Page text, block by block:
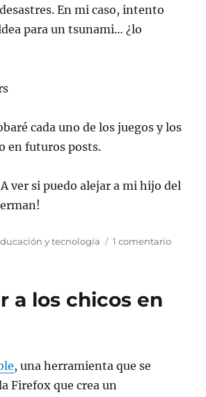
En mi caso, intento
para un tsunami… ¿lo
cada uno de los juegos y los
en futuros posts.
ver si puedo alejar a mi hijo del
y tecnología 1 comentarioen
a los chicos en
, una herramienta que se
Firefox que crea un